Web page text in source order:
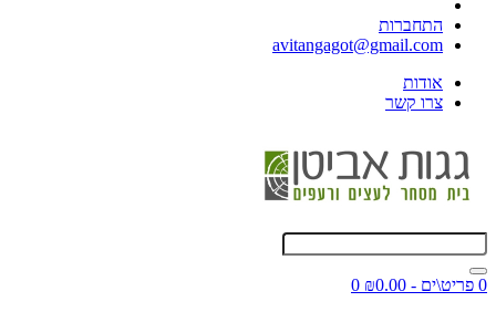
התחברות
avitangagot@gmail.com
אודות
צרו קשר
0 פריט\ים - ₪0.00
0